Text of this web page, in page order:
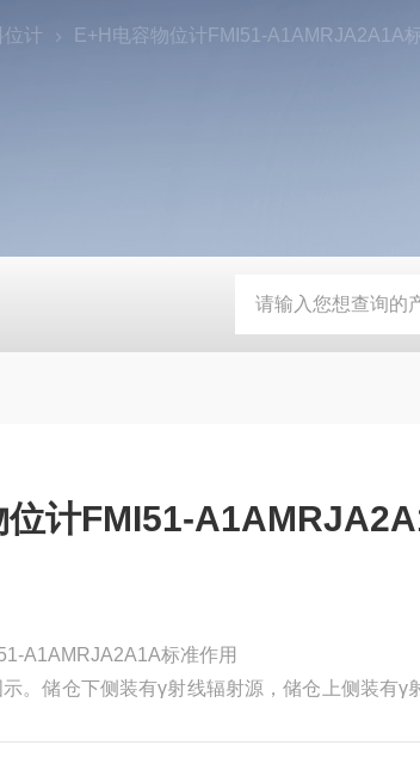
位计 E+H电容物位计FMI51-A1AMRJA2A1A
力开关的中文资料ZK2-ZSEA-A *皮尔兹PILZ
位计FMI51-
A1AMRJA2A1A标准作用
。储仓下侧装有γ射线辐射源，储仓上侧装有